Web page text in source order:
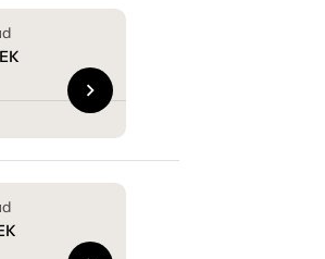
chevron_right